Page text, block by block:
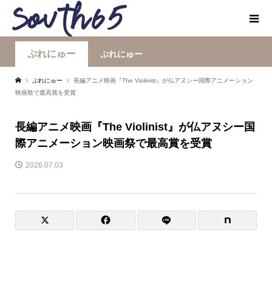
ぷれにゅー ぷれにゅー
ぷれにゅー
長編アニメ映画『The Violinist』が仏アヌシー国際アニメーション
映画祭で最高賞を受賞
長編アニメ映画『The Violinist』が仏アヌシー国
際アニメーション映画祭で最高賞を受賞
2026.07.03